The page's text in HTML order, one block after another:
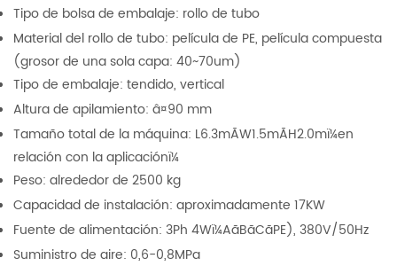
Tipo de bolsa de embalaje: rollo de tubo
Material del rollo de tubo: película de PE, película compuesta
(grosor de una sola capa: 40~70um)
Tipo de embalaje: tendido, vertical
Altura de apilamiento: â¤90 mm
Tamaño total de la máquina: L6.3mÃW1.5mÃH2.0mï¼en
relación con la aplicaciónï¼
Peso: alrededor de 2500 kg
Capacidad de instalación: aproximadamente 17KW
Fuente de alimentación: 3Ph 4Wï¼AãBãCãPE), 380V/50Hz
Suministro de aire: 0,6-0,8MPa